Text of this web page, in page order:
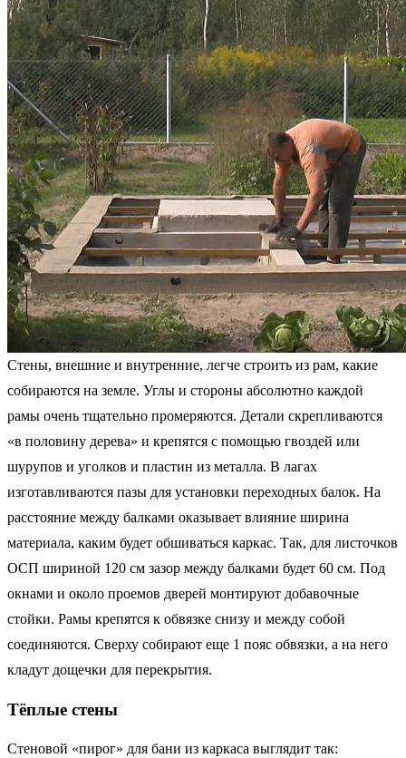
Стены, внешние и внутренние, легче строить из рам, какие
собираются на земле. Углы и стороны абсолютно каждой
рамы очень тщательно промеряются. Детали скрепливаются
«в половину дерева» и крепятся с помощью гвоздей или
шурупов и уголков и пластин из металла. В лагах
изготавливаются пазы для установки переходных балок. На
расстояние между балками оказывает влияние ширина
материала, каким будет обшиваться каркас. Так, для листочков
ОСП шириной 120 см зазор между балками будет 60 см. Под
окнами и около проемов дверей монтируют добавочные
стойки. Рамы крепятся к обвязке снизу и между собой
соединяются. Сверху собирают еще 1 пояс обвязки, а на него
кладут дощечки для перекрытия.
Тёплые стены
Стеновой «пирог» для бани из каркаса выглядит так: